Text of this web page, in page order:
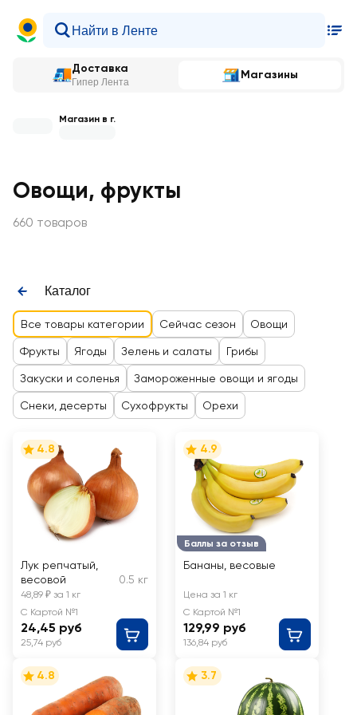
Доставка
Гипер Лента
Магазины
Магазин в г.
Овощи, фрукты
660 товаров
Каталог
Все товары категории Сейчас сезон Овощи
Фрукты Ягоды Зелень и салаты Грибы
Закуски и соленья Замороженные овощи и ягоды
Снеки, десерты Сухофрукты Орехи
4.8
Лук репчатый,
весовой
0.5 кг
48,89 ₽ за 1 кг
С Картой №1
24,45 руб
25,74 руб
Баллы за отзыв
4.9
Бананы, весовые
Цена за 1 кг
С Картой №1
129,99 руб
136,84 руб
4.8 3.7